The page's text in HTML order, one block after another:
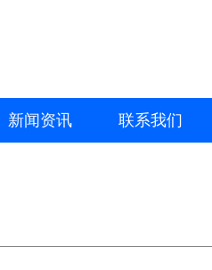
新闻资讯 联系我们